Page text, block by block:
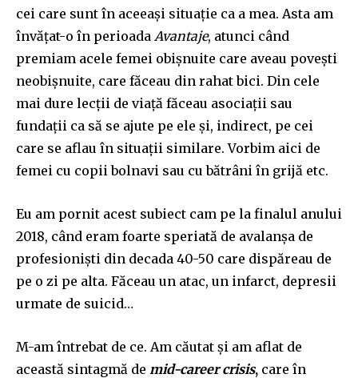
cei care sunt în aceeași situație ca a mea. Asta am
învățat-o în perioada Avantaje, atunci când
premiam acele femei obișnuite care aveau povești
neobișnuite, care făceau din rahat bici. Din cele
mai dure lecții de viață făceau asociații sau
fundații ca să se ajute pe ele și, indirect, pe cei
care se aflau în situații similare. Vorbim aici de
femei cu copii bolnavi sau cu bătrâni în grijă etc.
Eu am pornit acest subiect cam pe la finalul anului
2018, când eram foarte speriată de avalanșa de
profesioniști din decada 40-50 care dispăreau de
pe o zi pe alta. Făceau un atac, un infarct, depresii
urmate de suicid…
M-am întrebat de ce. Am căutat și am aflat de
această sintagmă de mid-career crisis, care în